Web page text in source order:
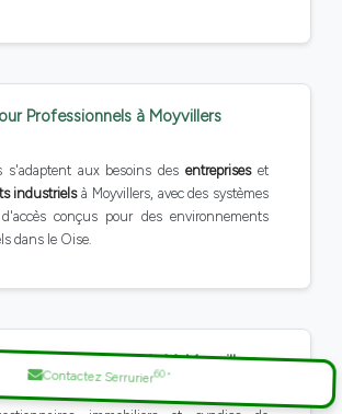
Contactez Serrurier 60*
Professionnels à Moyvillers
s'adaptent aux besoins desentrepriseset
industrielsà Moyvillers, avec des systèmes
conçus pour des environnements
dans le Oise.
Accès en Copropriété à Moyvillers